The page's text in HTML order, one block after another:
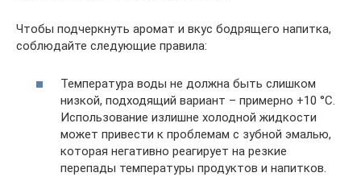
Чтобы подчеркнуть аромат и вкус бодрящего напитка,
соблюдайте следующие правила:
Температура воды не должна быть слишком
низкой, подходящий вариант – примерно +10 °C.
Использование излишне холодной жидкости
может привести к проблемам с зубной эмалью,
которая негативно реагирует на резкие
перепады температуры продуктов и напитков.